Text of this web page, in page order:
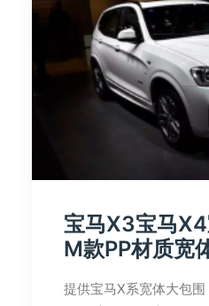
宝马X3宝马
M款PP材质宽
提供宝马X系宽体大包